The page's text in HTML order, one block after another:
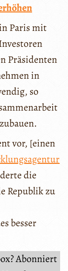
Paris mit
Präsidenten
in
so
vor, [einen
die
Republik zu
besser
Abonniert